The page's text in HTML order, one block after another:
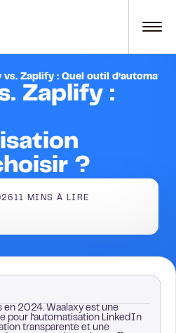
vs. Zaplify : Quel outil
Zaplify :
?
11 MINS À LIRE
en 2024. Waalaxy est une
pour l’automatisation LinkedIn
transparente et une